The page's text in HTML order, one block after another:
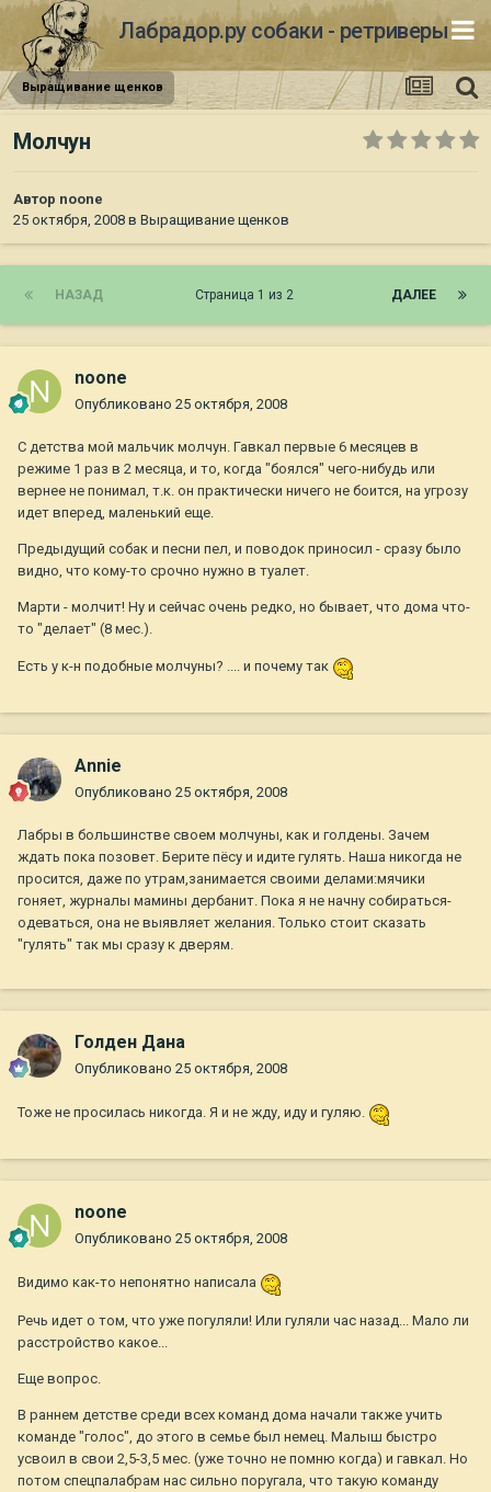
Лабрадор.ру собаки - ретриверы
Выращивание щенков
Молчун
Автор noone
25 октября, 2008 в Выращивание щенков
НАЗАД ДАЛЕЕ
Страница 1 из 2
noone
Опубликовано 25 октября, 2008
С детства мой мальчик молчун. Гавкал первые 6 месяцев в
режиме 1 раз в 2 месяца, и то, когда "боялся" чего-нибудь или
вернее не понимал, т.к. он практически ничего не боится, на угрозу
идет вперед, маленький еще.
Предыдущий собак и песни пел, и поводок приносил - сразу было
видно, что кому-то срочно нужно в туалет.
Марти - молчит! Ну и сейчас очень редко, но бывает, что дома что-
то "делает" (8 мес.).
Есть у к-н подобные молчуны? .... и почему так
Annie
Опубликовано 25 октября, 2008
Лабры в большинстве своем молчуны, как и голдены. Зачем
ждать пока позовет. Берите пёсу и идите гулять. Наша никогда не
просится, даже по утрам,занимается своими делами:мячики
гоняет, журналы мамины дербанит. Пока я не начну собираться-
одеваться, она не выявляет желания. Только стоит сказать
"гулять" так мы сразу к дверям.
Голден Дана
Опубликовано 25 октября, 2008
Тоже не просилась никогда. Я и не жду, иду и гуляю.
noone
Опубликовано 25 октября, 2008
Видимо как-то непонятно написала
Речь идет о том, что уже погуляли! Или гуляли час назад... Мало ли
расстройство какое...
Еще вопрос.
В раннем детстве среди всех команд дома начали также учить
команде "голос", до этого в семье был немец. Малыш быстро
усвоил в свои 2,5-3,5 мес. (уже точно не помню когда) и гавкал. Но
потом спецпалабрам нас сильно поругала, что такую команду